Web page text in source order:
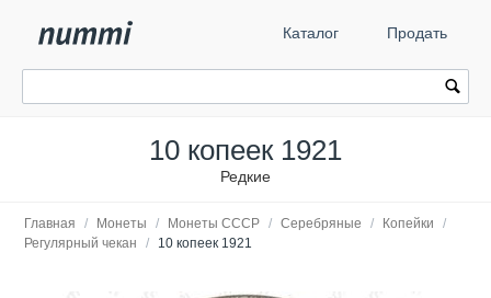
Каталог Продать
10 копеек 1921
Редкие
Главная / Монеты / Монеты СССР / Серебряные / Копейки
/
Регулярный чекан
/ 10 копеек 1921